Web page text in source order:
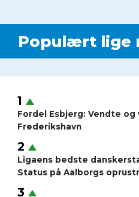
Populært lige
Fordel Esbjerg: Vendte og
Frederikshavn
Ligaens bedste
Status på Aalborgs